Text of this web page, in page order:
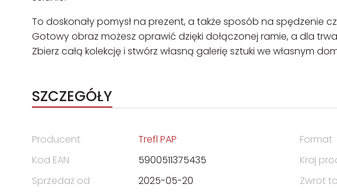
To doskonały pomysł na prezent, a także sposób na spędzenie
Gotowy obraz możesz oprawić dzięki dołączonej ramie, a dla
Zbierz całą kolekcję i stwórz własną galerię sztuki we własnym
SZCZEGÓŁY
Producent
Trefl PAP
Kod EAN
5900511375435
Sprzedaż od
2025-05-20
Format
Kraj
Zwrot